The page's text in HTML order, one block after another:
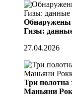
Обнаружены
Гизы:
27.04.2026
Три полотна
Маньяни